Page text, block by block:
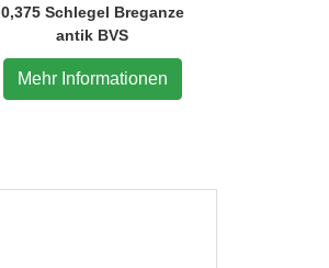
0,375 Schlegel Breganze
antik BVS
Mehr Informationen